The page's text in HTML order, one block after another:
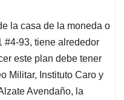
la casa de la moneda o
#4-93, tiene alrededor
este plan debe tener
Militar, Instituto Caro y
Avendaño, la